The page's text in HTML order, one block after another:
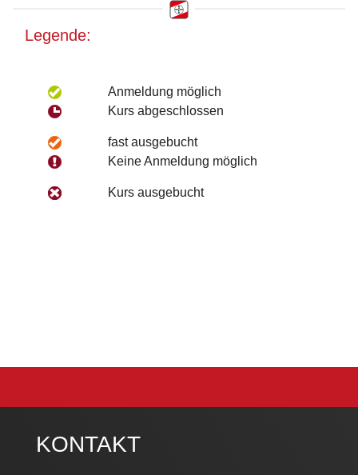
Legende:
Anmeldung möglich
Kurs abgeschlossen
fast ausgebucht
Keine Anmeldung möglich
Kurs ausgebucht
KONTAKT